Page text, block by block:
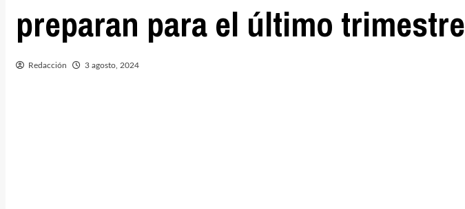
preparan para el último trimestre
Redacción 3 agosto, 2024